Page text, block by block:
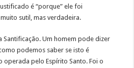
é “porque” ele foi
sutil, mas verdadeira.
Santificação. Um homem pode dizer
podemos saber se isto é
operada pelo Espírito Santo. Foi o